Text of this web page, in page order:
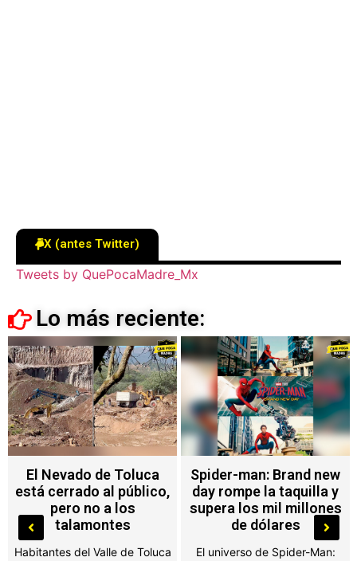
X (antes Twitter)
Tweets by QuePocaMadre_Mx
Lo más reciente:
Spider-man: Brand new
day rompe la taquilla y
supera los mil millones
de dólares
El universo de Spider-Man:
¡Le dio con todo al Tri!
Osmar Olvera desata
polémica con supuesto
dardo tras el fracaso